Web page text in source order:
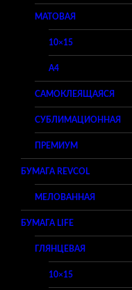
МАТОВАЯ
10×15
A4
САМОКЛЕЯЩАЯСЯ
СУБЛИМАЦИОННАЯ
ПРЕМИУМ
БУМАГА REVCOL
МЕЛОВАННАЯ
БУМАГА LIFE
ГЛЯНЦЕВАЯ
10×15